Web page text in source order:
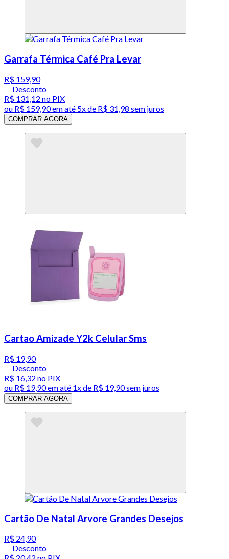
Garrafa Térmica Café Pra Levar
R$ 159,90
Desconto
R$ 131,12 no PIX
ou R$ 159,90em até 5x de R$ 31,98 sem juros
COMPRAR AGORA
Cartao Amizade Y2k Celular Sms
R$ 19,90
Desconto
R$ 16,32 no PIX
ou R$ 19,90em até 1x de R$ 19,90sem juros
COMPRAR AGORA
Cartão De Natal Arvore Grandes Desejos
R$ 24,90
Desconto